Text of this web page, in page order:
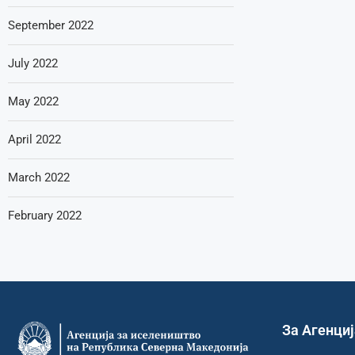
September 2022
July 2022
May 2022
April 2022
March 2022
February 2022
За